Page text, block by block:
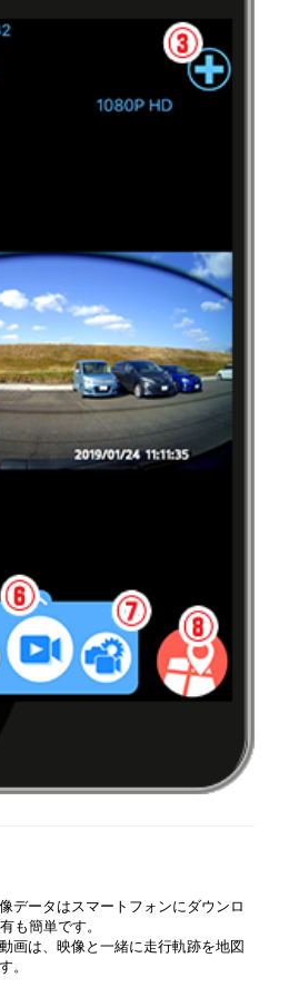
データはスマートフォンにダウンロ
も簡単です。
画は、映像と一緒に走行軌跡を地図
。